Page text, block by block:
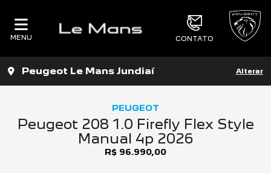
MENU CONTATO
Peugeot Le Mans Jundiaí Alterar
PEUGEOT
Peugeot 208 1.0 Firefly Flex Style
Manual 4p 2026
R$ 96.990,00